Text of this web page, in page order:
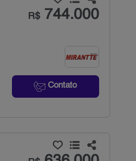
R$744.000
Contato